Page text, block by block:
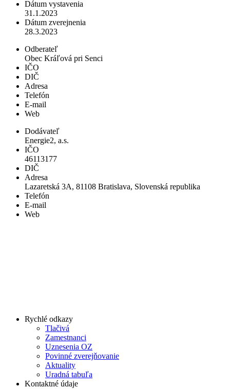
Dátum vystavenia
31.1.2023
Dátum zverejnenia
28.3.2023
Odberateľ
Obec Kráľová pri Senci
IČO
DIČ
Adresa
Telefón
E-mail
Web
Dodávateľ
Energie2, a.s.
IČO
46113177
DIČ
Adresa
Lazaretská 3A, 81108 Bratislava, Slovenská republika
Telefón
E-mail
Web
Rychlé odkazy
Tlačivá
Zamestnanci
Uznesenia OZ
Povinné zverejňovanie
Aktuality
Uradná tabuľa
Kontaktné údaje